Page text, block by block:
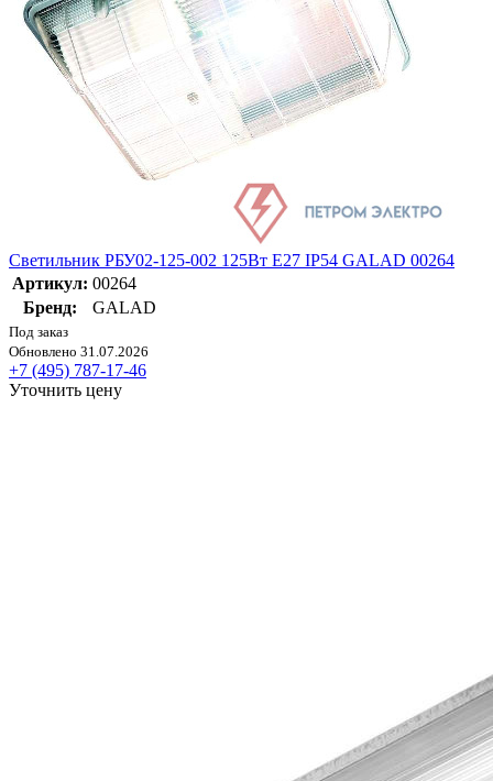
Светильник РБУ02-125-002 125Вт E27 IP54 GALAD 00264
Артикул: 00264
Бренд:
GALAD
Под заказ
Обновлено 31.07.2026
+7 (495) 787-17-46
Уточнить цену